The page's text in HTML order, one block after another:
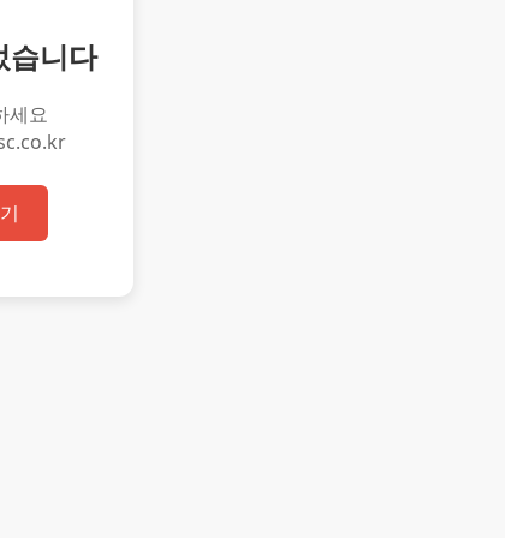
습니다
세요